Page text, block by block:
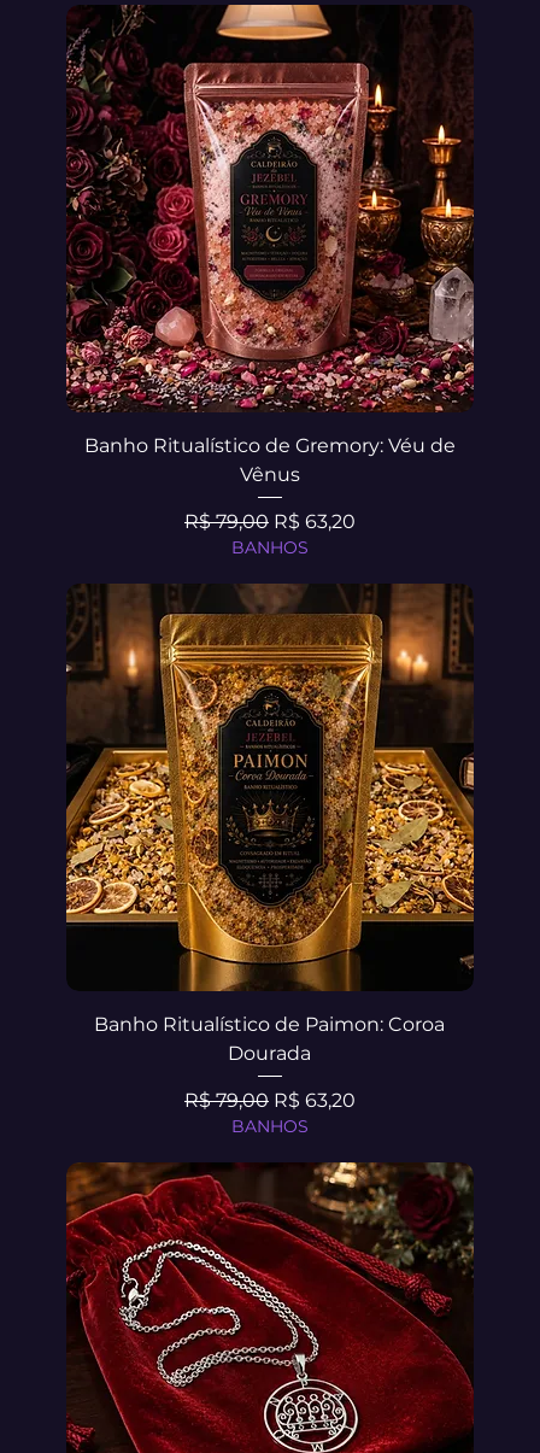
Banho Ritualístico de Gremory: Véu de
Vênus
Preço normal
R$ 79,00 Preço promocional
R$ 63,20
BANHOS
Banho Ritualístico de Paimon: Coroa
Dourada
Preço normal
R$ 79,00 Preço promocional
R$ 63,20
BANHOS